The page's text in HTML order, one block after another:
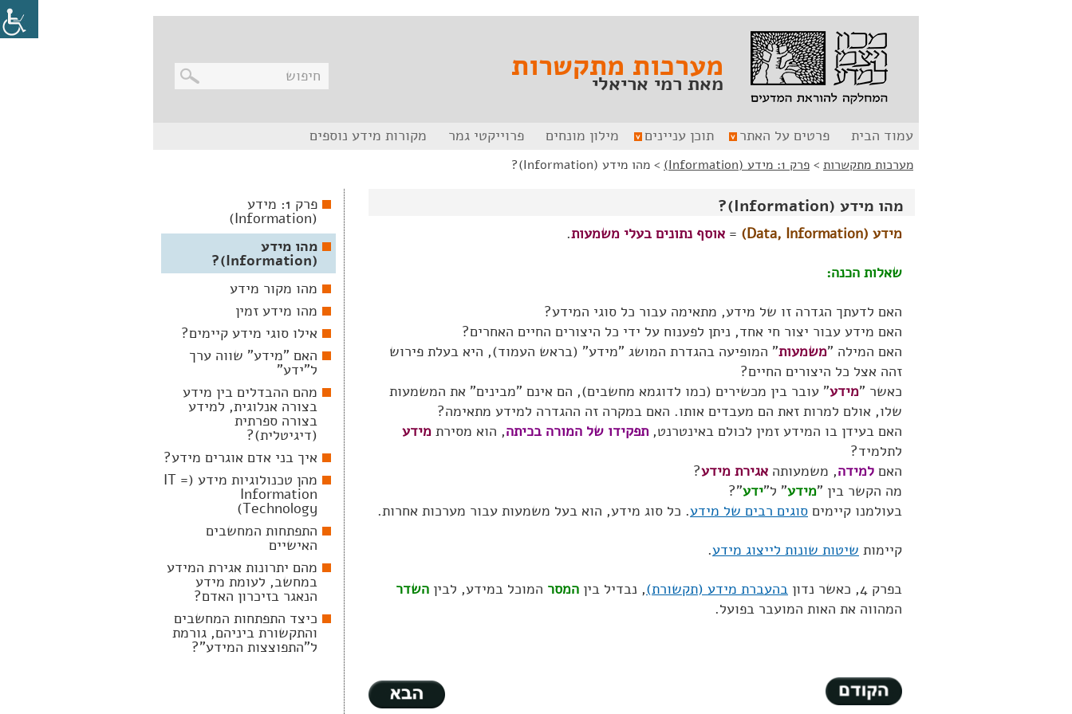
מערכות מתקשרות
מאת רמי אריאלי
עמוד הבית פרטים על האתר תוכן עניינים מילון מונחים פרוייקטי גמר מקורות מידע נוספים
מערכות מתקשרות > פרק 1: מידע (Information) > מהו מידע (Information)?
מהו מידע (Information)?
מידע (Data, Information) = אוסף נתונים בעלי משמעות.
שאלות הכנה:
האם לדעתך הגדרה זו של מידע, מתאימה עבור כל סוגי המידע?
האם מידע עבור יצור חי אחד, ניתן לפענוח על ידי כל היצורים החיים האחרים?
האם המילה "משמעות" המופיעה בהגדרת המושג "מידע" (בראש העמוד), היא בעלת פירוש
זהה אצל כל היצורים החיים?
כאשר "מידע" עובר בין מכשירים (כמו לדוגמא מחשבים), הם אינם "מבינים" את המשמעות
שלו, אולם למרות זאת הם מעבדים אותו. האם במקרה זה ההגדרה למידע מתאימה?
האם בעידן בו המידע זמין לכולם באינטרנט, תפקידו של המורה בכיתה, הוא מסירת מידע
לתלמיד?
האם למידה, משמעותה אגירת מידע?
מה הקשר בין "מידע" ל"ידע"?
בעולמנו קיימים סוגים רבים של מידע. כל סוג מידע, הוא בעל משמעות עבור מערכות אחרות.
קיימות שיטות שונות לייצוג מידע.
בפרק 4, כאשר נדון בהעברת מידע (תקשורת), נבדיל בין המסר המוכל במידע, לבין השדר
המהווה את האות המועבר בפועל.
פרק 1: מידע
(Information)
מהו מידע
(Information)?
מהו מקור מידע
מהו מידע זמין
אילו סוגי מידע קיימים?
האם "מידע" שווה ערך
ל"ידע"
מהם ההבדלים בין מידע
בצורה אנלוגית, למידע
בצורה ספרתית
(דיגיטלית)?
איך בני אדם אוגרים מידע?
מהן טכנולוגיות מידע (IT =
Information
Technology)
התפתחות המחשבים
האישיים
מהם יתרונות אגירת המידע
במחשב, לעומת מידע
הנאגר בזיכרון האדם?
כיצד התפתחות המחשבים
והתקשורת ביניהם, גורמת
ל"התפוצצות המידע"?